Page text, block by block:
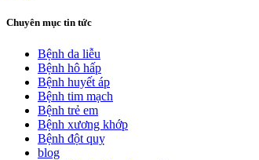
Chuyên mục tin tức
Bệnh da liễu
Bệnh hô hấp
Bệnh huyết áp
Bệnh tim mạch
Bệnh trẻ em
Bệnh xương khớp
Bệnh đột quỵ
blog